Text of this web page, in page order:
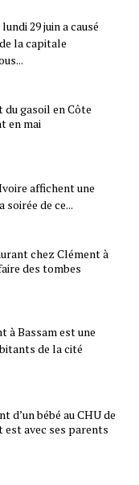
29 juin a causé
la capitale
du gasoil en Côte
en mai
affichent une
soirée de ce...
chez Clément à
des tombes
à Bassam est une
de la cité
d’un bébé au CHU de
avec ses parents